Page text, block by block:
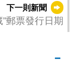
下一則新聞
郵票發行日期